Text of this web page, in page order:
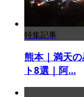
特集記事
熊本｜満天
ト8選｜阿...